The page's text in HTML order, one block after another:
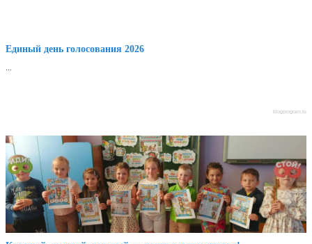
Единый день голосования 2026
...
blogprogram.ru